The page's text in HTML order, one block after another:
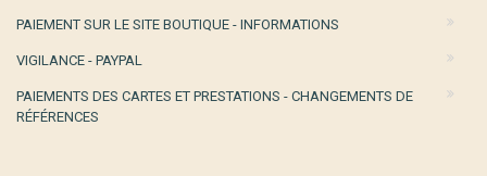
PAIEMENT SUR LE SITE BOUTIQUE - INFORMATIONS
VIGILANCE - PAYPAL
PAIEMENTS DES CARTES ET PRESTATIONS - CHANGEMENTS DE
RÉFÉRENCES